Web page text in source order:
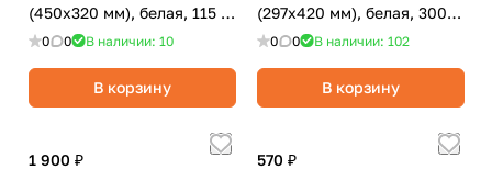
(450x320 мм), белая, 115 г/
м2, глянцевая, 250 л.
0 0 В наличии: 10
В корзину
(297x420 мм), белая, 300
г/м2, глянцевая, 125 л.
0 0 В наличии: 102
В корзину
1 900 ₽
570 ₽